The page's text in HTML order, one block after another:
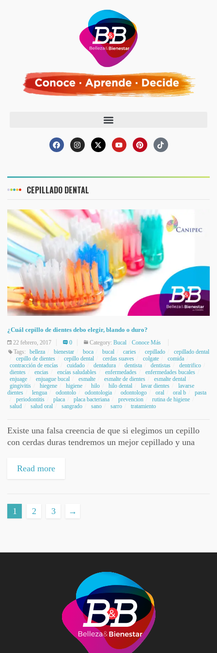
CEPILLADO DENTAL
¿Cuál cepillo de dientes debo elegir, blando o duro?
22 febrero, 2017 0 Category: Bucal
Conoce Más
Tags:
belleza bienestar boca bucal caries cepillado
cepillado dental
cepillo de dientes
cepillo dental cerdas suaves colgate
comida
contracción de encías
cuidado dentadura dentista dentistas
dentrifico
dientes
encias encías saludables enfermedades
enfermedades bucales
enjuage
enjuague bucal esmalte esmalte de dientes
esmalte dental
gingivitis
hiegene higiene hilo hilo dental lavar dientes
lavarse
dientes
lengua odontolo odontologia odontologo oral oral b
pasta
periodontitis
placa placa bacteriana prevencion
rutina de higiene
salud
salud oral sangrado sano sarro tratamiento
Existe una falsa creencia de que si elegimos un cepillo
con cerdas duras tendremos un mejor cepillado y una
duras...
Read more
1 2 3 →